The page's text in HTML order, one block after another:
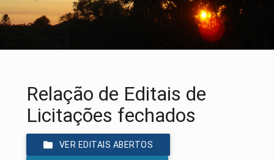
Relação de Editais de
Licitações fechados
VER EDITAIS ABERTOS